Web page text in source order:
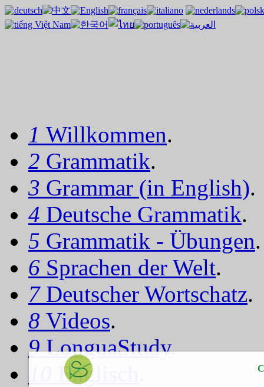
1 Willkommen.
2 Grammatik.
3 Grammar (in English).
4 Deutsche Grammatik.
5 Grammatik - Übungen.
6 Sprachen der Welt.
7 Deutscher Wortschatz.
8 Videos.
9LonguaStudy.
Englisch